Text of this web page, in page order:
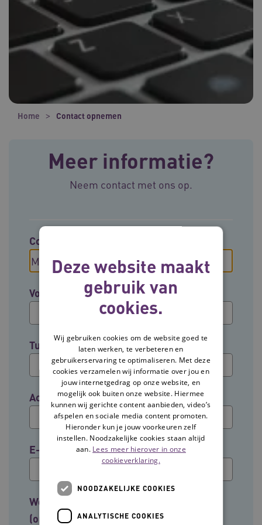
Home Contact opnemen
Meer informatie?
Neem contact met ons op.
Contact opnemen met
Voornaam
Tussenvoegsel (optioneel)
Achternaam
E-mailadres
Welke groep past het beste bij jouw rol?
(optioneel)
Deze website maakt
gebruik van
cookies.
Wij gebruiken cookies om de website goed te
laten werken, te verbeteren en
gebruikerservaring te optimaliseren. Met deze
cookies verzamelen wij informatie over jou en
jouw internetgedrag op onze website, en
mogelijk ook buiten onze website. Hiermee
kunnen wij gerichte content aanbieden, video’s
afspelen en sociale media content promoten.
Hieronder kun je jouw voorkeuren zelf
instellen. Noodzakelijke cookies staan altijd
aan. Lees meer hierover in onze
cookieverklaring.
NOODZAKELIJKE COOKIES
ANALYTISCHE COOKIES